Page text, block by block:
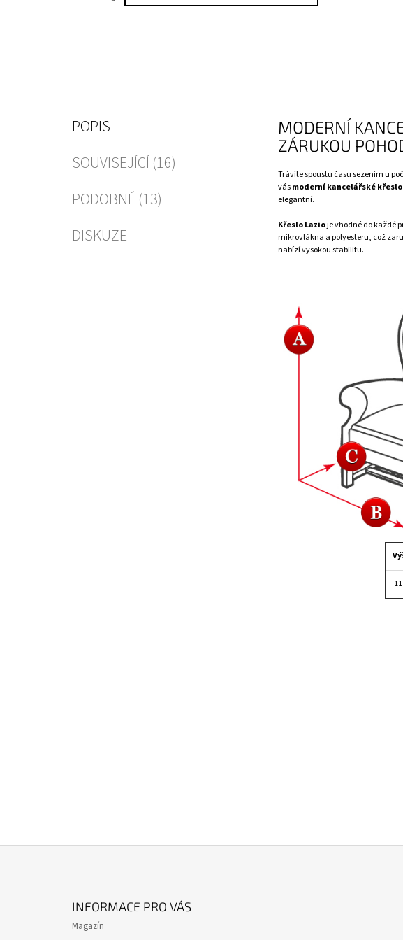
POPIS
SOUVISEJÍCÍ (16)
PODOBNÉ (13)
DISKUZE
MODERNÍ
ZÁRUKOU
Trávíte spoustu času sezením u
vásmoderní kancelářské křeslo
elegantní.
Křeslo Lazioje vhodné do každé
mikrovlákna a polyesteru, což
nabízí vysokou stabilitu.
INFORMACE PRO VÁS
Magazín